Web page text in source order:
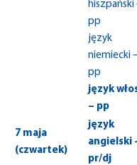
hiszpański
pp
język
niemiecki –
pp
język
– pp
7 maja
(czwartek)
język
angielski
pr/dj